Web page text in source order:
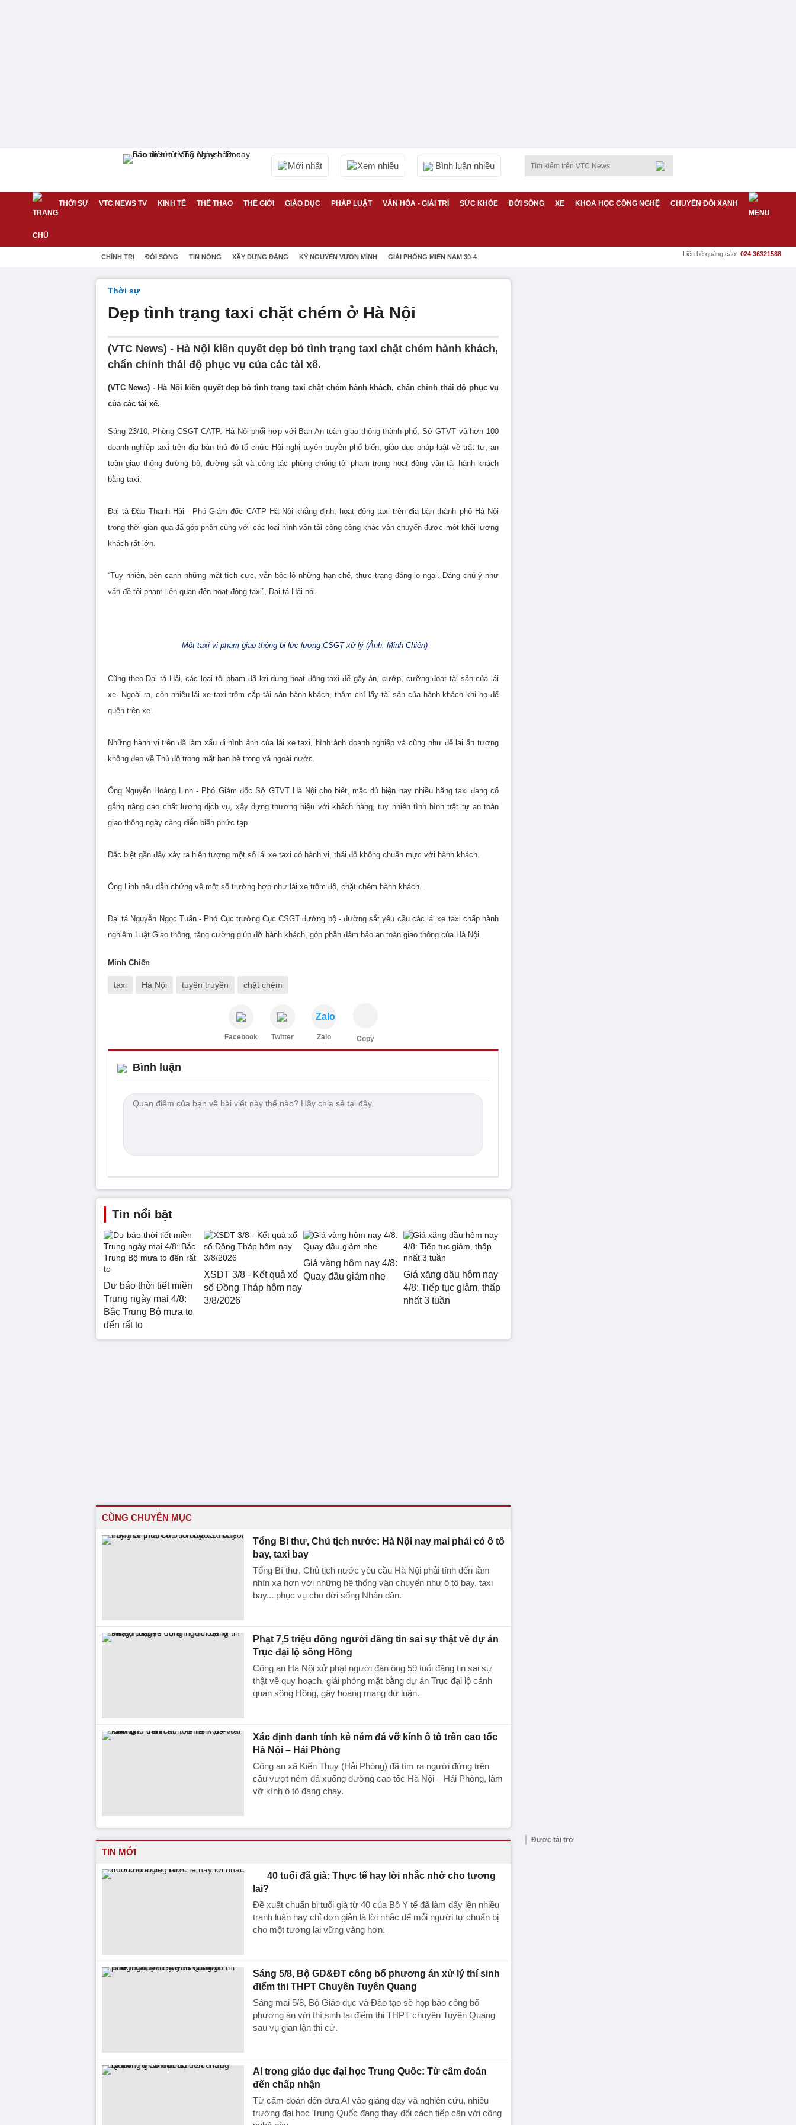
Mới nhất Xem nhiều Bình luận nhiều
THỜI SỰ VTC NEWS TV KINH TẾ THỂ THAO THẾ GIỚI GIÁO DỤC PHÁP LUẬT VĂN HÓA - GIẢI TRÍ SỨC KHỎE ĐỜI SỐNG XE KHOA HỌC CÔNG NGHỆ CHUYỂN ĐỔI XANH
CHÍNH TRỊ ĐỜI SỐNG TIN NÓNG XÂY DỰNG ĐẢNG KỶ NGUYÊN VƯƠN MÌNH GIẢI PHÓNG MIỀN NAM 30-4 Liên hệ quảng cáo: 024 36321588
Thời sự
Dẹp tình trạng taxi chặt chém ở Hà Nội
(VTC News) - Hà Nội kiên quyết dẹp bỏ tình trạng taxi chặt chém hành khách,
chẩn chỉnh thái độ phục vụ của các tài xế.
(VTC News) - Hà Nội kiên quyết dẹp bỏ tình trạng taxi chặt chém hành khách, chẩn chỉnh thái độ phục vụ
của các tài xế.
Sáng 23/10, Phòng CSGT CATP. Hà Nội phối hợp với Ban An toàn giao thông thành phố, Sở GTVT và hơn 100
doanh nghiệp taxi trên địa bàn thủ đô tổ chức Hội nghị tuyên truyền phổ biến, giáo dục pháp luật về trật tự, an
toàn giao thông đường bộ, đường sắt và công tác phòng chống tội phạm trong hoạt động vận tải hành khách
bằng taxi.
Đại tá Đào Thanh Hải - Phó Giám đốc CATP Hà Nội khẳng định, hoạt động taxi trên địa bàn thành phố Hà Nội
trong thời gian qua đã góp phần cùng với các loại hình vận tải công cộng khác vận chuyển được một khối lượng
khách rất lớn.
“Tuy nhiên, bên cạnh những mặt tích cực, vẫn bộc lộ những hạn chế, thực trạng đáng lo ngại. Đáng chú ý như
vấn đề tội phạm liên quan đến hoạt động taxi”, Đại tá Hải nói.
Một taxi vi phạm giao thông bị lực lượng CSGT xử lý (Ảnh: Minh Chiến)
Cũng theo Đại tá Hải, các loại tội phạm đã lợi dụng hoạt động taxi để gây án, cướp, cưỡng đoạt tài sản của lái
xe. Ngoài ra, còn nhiều lái xe taxi trộm cắp tài sản hành khách, thậm chí lấy tài sản của hành khách khi họ để
quên trên xe.
Những hành vi trên đã làm xấu đi hình ảnh của lái xe taxi, hình ảnh doanh nghiệp và cũng như để lại ấn tượng
không đẹp về Thủ đô trong mắt bạn bè trong và ngoài nước.
Ông Nguyễn Hoàng Linh - Phó Giám đốc Sở GTVT Hà Nội cho biết, mặc dù hiện nay nhiều hãng taxi đang cố
gắng nâng cao chất lượng dịch vụ, xây dựng thương hiệu với khách hàng, tuy nhiên tình hình trật tự an toàn
giao thông ngày càng diễn biến phức tạp.
Đặc biệt gần đây xảy ra hiện tượng một số lái xe taxi có hành vi, thái độ không chuẩn mực với hành khách.
Ông Linh nêu dẫn chứng về một số trường hợp như lái xe trộm đồ, chặt chém hành khách...
Đại tá Nguyễn Ngọc Tuấn - Phó Cục trưởng Cục CSGT đường bộ - đường sắt yêu cầu các lái xe taxi chấp hành
nghiêm Luật Giao thông, tăng cường giúp đỡ hành khách, góp phần đảm bảo an toàn giao thông của Hà Nội.
Minh Chiến
taxi Hà Nội tuyên truyền chặt chém
Facebook Twitter
Zalo
Zalo Copy
Bình luận
Tin nổi bật
Dự báo thời tiết miền
Trung ngày mai 4/8:
Bắc Trung Bộ mưa to
đến rất to
XSDT 3/8 - Kết quả xổ
số Đồng Tháp hôm nay
3/8/2026
Giá vàng hôm nay 4/8:
Quay đầu giảm nhẹ
Giá xăng dầu hôm nay
4/8: Tiếp tục giảm, thấp
nhất 3 tuần
CÙNG CHUYÊN MỤC
Tổng Bí thư, Chủ tịch nước: Hà Nội nay mai phải có ô tô
bay, taxi bay
Tổng Bí thư, Chủ tịch nước yêu cầu Hà Nội phải tính đến tầm
nhìn xa hơn với những hệ thống vận chuyển như ô tô bay, taxi
bay... phục vụ cho đời sống Nhân dân.
Phạt 7,5 triệu đồng người đăng tin sai sự thật về dự án
Trục đại lộ sông Hồng
Công an Hà Nội xử phạt người đàn ông 59 tuổi đăng tin sai sự
thật về quy hoạch, giải phóng mặt bằng dự án Trục đại lộ cảnh
quan sông Hồng, gây hoang mang dư luận.
Xác định danh tính kẻ ném đá vỡ kính ô tô trên cao tốc
Hà Nội – Hải Phòng
Công an xã Kiến Thụy (Hải Phòng) đã tìm ra người đứng trên
cầu vượt ném đá xuống đường cao tốc Hà Nội – Hải Phòng, làm
vỡ kính ô tô đang chạy.
TIN MỚI
40 tuổi đã già: Thực tế hay lời nhắc nhở cho tương
lai?
Đề xuất chuẩn bị tuổi già từ 40 của Bộ Y tế đã làm dấy lên nhiều
tranh luận hay chỉ đơn giản là lời nhắc để mỗi người tự chuẩn bị
cho một tương lai vững vàng hơn.
Sáng 5/8, Bộ GD&ĐT công bố phương án xử lý thí sinh
điểm thi THPT Chuyên Tuyên Quang
Sáng mai 5/8, Bộ Giáo dục và Đào tạo sẽ họp báo công bố
phương án với thí sinh tại điểm thi THPT chuyên Tuyên Quang
sau vụ gian lận thi cử.
AI trong giáo dục đại học Trung Quốc: Từ cấm đoán
đến chấp nhận
Từ cấm đoán đến đưa AI vào giảng dạy và nghiên cứu, nhiều
trường đại học Trung Quốc đang thay đổi cách tiếp cận với công
Được tài trợ